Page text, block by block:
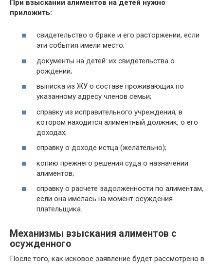
При взыскании алиментов на детей нужно
приложить:
свидетельство о браке и его расторжении, если
эти события имели место;
документы на детей: их свидетельства о
рождении;
выписка из ЖУ о составе проживающих по
указанному адресу членов семьи;
справку из исправительного учреждения, в
котором находится алиментный должник, о его
доходах;
справку о доходе истца (желательно);
копию прежнего решения суда о назначении
алиментов;
справку о расчете задолженности по алиментам,
если она имелась на момент осуждения
плательщика.
Механизмы взыскания алиментов с
осужденного
После того, как исковое заявление будет рассмотрено в